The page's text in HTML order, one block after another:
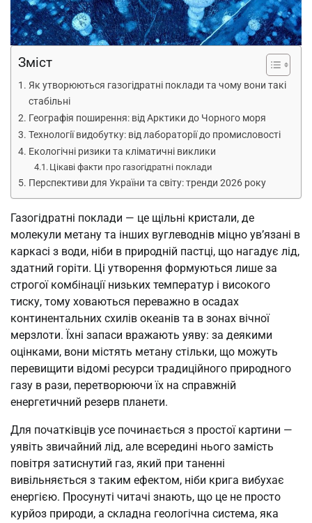
Зміст
Як утворюються газогідратні поклади та чому вони такі
стабільні
Географія поширення: від Арктики до Чорного моря
Технології видобутку: від лабораторії до промисловості
Екологічні ризики та кліматичні виклики
Цікаві факти про газогідратні поклади
Перспективи для України та світу: тренди 2026 року
Газогідратні поклади — це щільні кристали, де
молекули метану та інших вуглеводнів міцно ув’язані в
каркасі з води, ніби в природній пастці, що нагадує лід,
здатний горіти. Ці утворення формуються лише за
строгої комбінації низьких температур і високого
тиску, тому ховаються переважно в осадах
континентальних схилів океанів та в зонах вічної
мерзлоти. Їхні запаси вражають уяву: за деякими
оцінками, вони містять метану стільки, що можуть
перевищити відомі ресурси традиційного природного
газу в рази, перетворюючи їх на справжній
енергетичний резерв планети.
Для початківців усе починається з простої картини —
уявіть звичайний лід, але всередині нього замість
повітря затиснутий газ, який при таненні
вивільняється з таким ефектом, ніби крига вибухає
енергією. Просунуті читачі знають, що це не просто
курйоз природи, а складна геологічна система, яка